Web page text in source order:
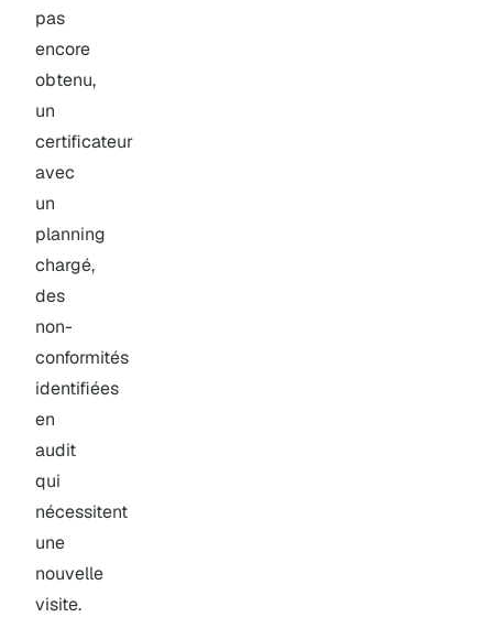
pas
encore
obtenu,
un
certificateur
avec
un
planning
chargé,
des
non-
conformités
identifiées
en
audit
qui
nécessitent
une
nouvelle
visite.